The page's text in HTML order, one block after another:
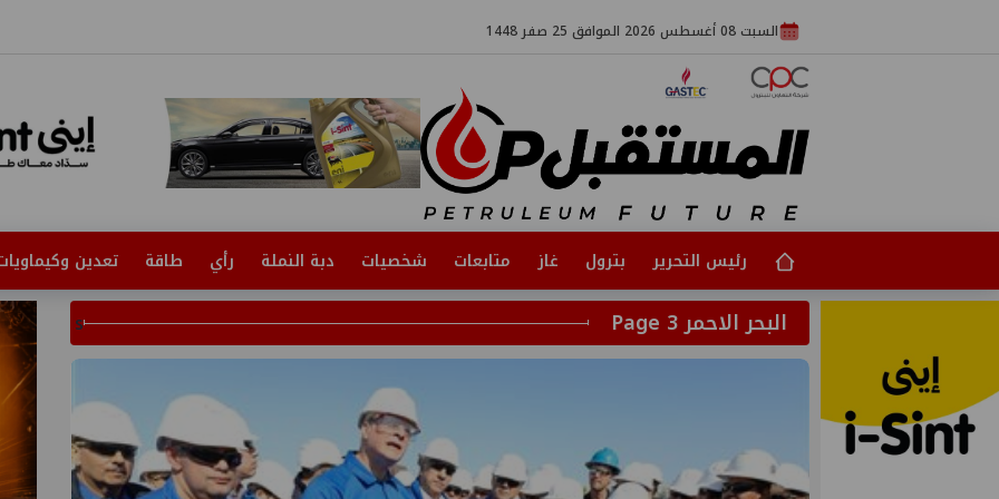
السبت 08 أغسطس 2026 الموافق 25 صفر 1448
رئيس التحرير بترول غاز متابعات شخصيات دبة النملة رأي طاقة تعدين
البحر الاحمر Page 3 s